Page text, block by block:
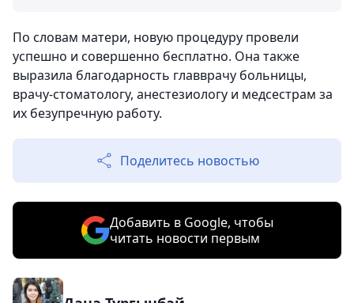
По словам матери, новую процедуру провели
успешно и совершенно бесплатно. Она также
выразила благодарность главврачу больницы,
врачу-стоматологу, анестезиологу и медсестрам за
их безупречную работу.
Поделитесь новостью
Добавить в Google, чтобы
читать новости первым